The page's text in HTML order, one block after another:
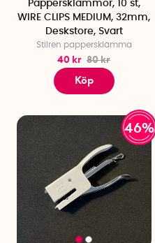
Pappersklämmor, 10 st,
WIRE CLIPS MEDIUM, 32mm,
Deskstore, Svart
Stilren pappersklämma
40 kr 80 kr
Köp
46%